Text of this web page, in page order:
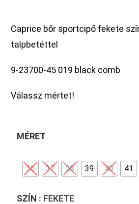
Caprice bőr sportcipő fekete
talpbetéttel
9-23700-45 019 black comb
Válassz mértet!
MÉRET
36 37 38 39 40 41
SZÍN : FEKETE